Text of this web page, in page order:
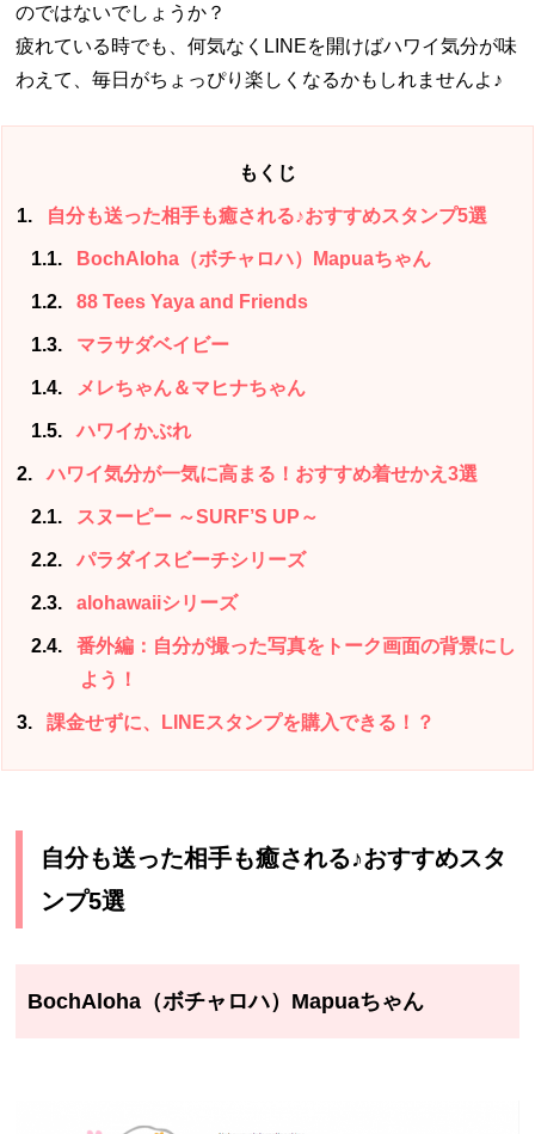
のではないでしょうか？
疲れている時でも、何気なくLINEを開けばハワイ気分が味
わえて、毎日がちょっぴり楽しくなるかもしれませんよ♪
もくじ
1 自分も送った相手も癒される♪おすすめスタンプ5選
1.1 BochAloha（ボチャロハ）Mapuaちゃん
1.2 88 Tees Yaya and Friends
1.3 マラサダベイビー
1.4 メレちゃん＆マヒナちゃん
1.5 ハワイかぶれ
2 ハワイ気分が一気に高まる！おすすめ着せかえ3選
2.1 スヌーピー ～SURF’S UP～
2.2 パラダイスビーチシリーズ
2.3 alohawaiiシリーズ
2.4
番外編：自分が撮った写真をトーク画面の背景にし
よう！
3 課金せずに、LINEスタンプを購入できる！？
自分も送った相手も癒される♪おすすめスタ
ンプ5選
BochAloha（ボチャロハ）Mapuaちゃん